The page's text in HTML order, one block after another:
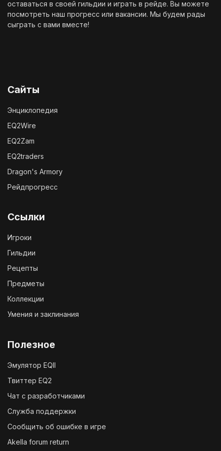
оставаться в своей гильдии и играть в рейде. Вы можете
посмотреть наш прогресс или вакансии. Мы будем рады
сыграть с вами вместе!
Сайты
Энциклопедия
EQ2Wire
EQ2Zam
EQ2traders
Dragon's Armory
Рейдпрогресс
Ссылки
Игроки
Гильдии
Рецепты
Предметы
Коллекции
Умения и заклинания
Полезное
Эмулятор EQII
Твиттер EQ2
Чат с разработчиками
Служба поддержки
Сообщить об ошибке в игре
Akella forum return